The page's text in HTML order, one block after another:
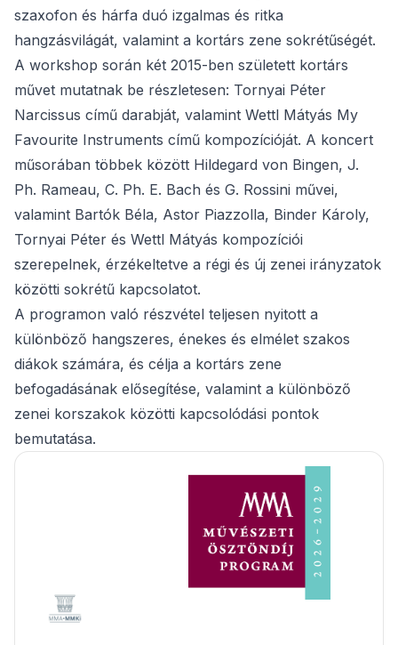
szaxofon és hárfa duó izgalmas és ritka
hangzásvilágát, valamint a kortárs zene sokrétűségét.
A workshop során két 2015-ben született kortárs
művet mutatnak be részletesen: Tornyai Péter
Narcissus című darabját, valamint Wettl Mátyás My
Favourite Instruments című kompozícióját. A koncert
műsorában többek között Hildegard von Bingen, J.
Ph. Rameau, C. Ph. E. Bach és G. Rossini művei,
valamint Bartók Béla, Astor Piazzolla, Binder Károly,
Tornyai Péter és Wettl Mátyás kompozíciói
szerepelnek, érzékeltetve a régi és új zenei irányzatok
közötti sokrétű kapcsolatot.
A programon való részvétel teljesen nyitott a
különböző hangszeres, énekes és elmélet szakos
diákok számára, és célja a kortárs zene
befogadásának elősegítése, valamint a különböző
zenei korszakok közötti kapcsolódási pontok
bemutatása.